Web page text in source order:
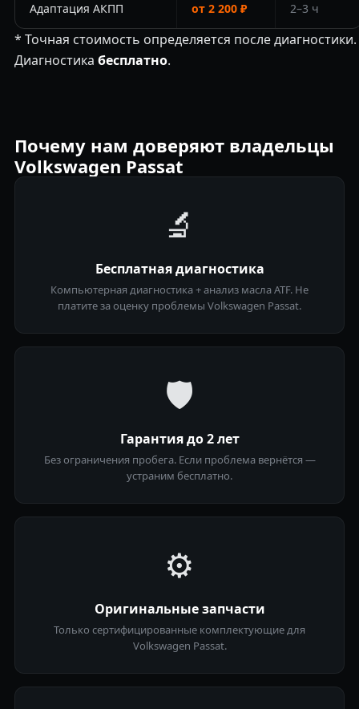
Адаптация АКПП от 2 200 ₽ 2–3 ч
* Точная стоимость определяется после диагностики.
Диагностика бесплатно.
Почему нам доверяют владельцы
Volkswagen Passat
🔬
Бесплатная диагностика
Компьютерная диагностика + анализ масла ATF. Не
платите за оценку проблемы Volkswagen Passat.
🛡
Гарантия до 2 лет
Без ограничения пробега. Если проблема вернётся —
устраним бесплатно.
⚙️
Оригинальные запчасти
Только сертифицированные комплектующие для
Volkswagen Passat.